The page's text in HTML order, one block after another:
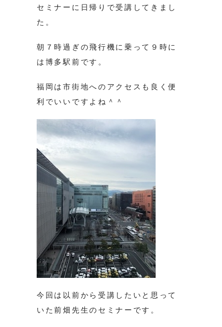
セミナーに日帰りで受講してきまし
た。
朝７時過ぎの飛行機に乗って９時に
は博多駅前です。
福岡は市街地へのアクセスも良く便
利でいいですよね＾＾
今回は以前から受講したいと思って
いた前畑先生のセミナーです。